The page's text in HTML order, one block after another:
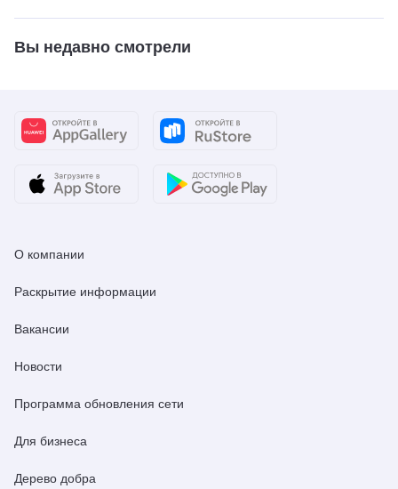
Вы недавно смотрели
О компании
Раскрытие информации
Вакансии
Новости
Программа обновления сети
Для бизнеса
Дерево добра